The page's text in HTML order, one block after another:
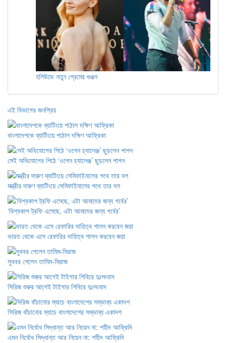
হলিউডে নতুন প্রেমের গুঞ্জন
এই বিভাগের জনপ্রিয়
বাংলাদেশকে ব্যাটিংয়ে পাঠাল দক্ষিণ আফ্রিকা
সেই অভিযোগের পিঠে ‘ওপেন চ্যালেঞ্জ’ ছুড়লেন পাপন
মন্ত্রীর দারুণ ব্যাটিংয়ে সেমিফাইনালের পথে তার দল
‘বিশ্বকাপ ট্রফি এসেছে, এটা আমাদের জন্য গর্বের’
ভারত থেকে এসে রেফারির দায়িত্ব পালন করবেন জয়া
সুখবর পেলেন তামিম-মিরাজ
সিরিজ শুরুর আগেই টাইগার শিবিরে দুঃসংবাদ
সিরিজ বাঁচানোর ম্যাচে বাংলাদেশের সম্ভাব্য একাদশ
এমন নির্বোধ সিদ্ধান্ত আর নিয়েন না: শহীদ আফ্রিদি